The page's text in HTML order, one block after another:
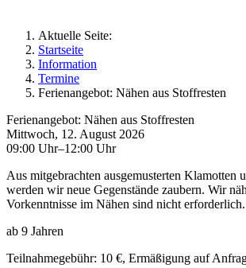
Aktuelle Seite:
Startseite
Information
Termine
Ferienangebot: Nähen aus Stoffresten
Ferienangebot: Nähen aus Stoffresten
Mittwoch, 12. August 2026
09:00 Uhr–12:00 Uhr
Aus mitgebrachten ausgemusterten Klamotten
werden wir neue Gegenstände zaubern. Wir
Vorkenntnisse im Nähen sind nicht erforderlich.
ab 9 Jahren
Teilnahmegebühr: 10 €, Ermäßigung auf